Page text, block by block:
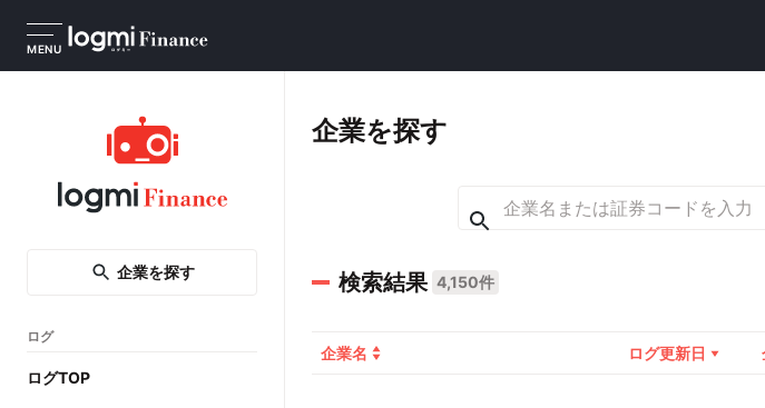
MENU
企業を探す
ログ
ログTOP
企業を探す
検索結果 4,150件
企業名 ログ更新日